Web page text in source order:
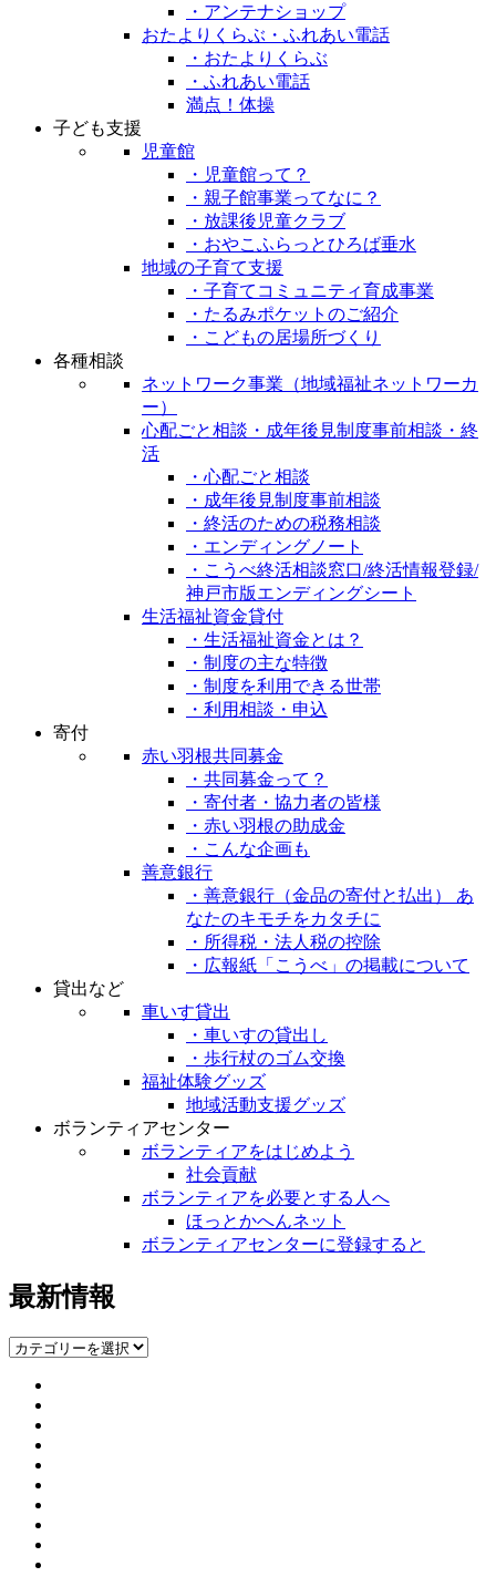
・アンテナショップ
おたよりくらぶ・ふれあい電話
・おたよりくらぶ
・ふれあい電話
満点！体操
子ども支援
児童館
・児童館って？
・親子館事業ってなに？
・放課後児童クラブ
・おやこふらっとひろば垂水
地域の子育て支援
・子育てコミュニティ育成事業
・たるみポケットのご紹介
・こどもの居場所づくり
各種相談
ネットワーク事業（地域福祉ネットワーカ
ー）
心配ごと相談・成年後見制度事前相談・終
活
・心配ごと相談
・成年後見制度事前相談
・終活のための税務相談
・エンディングノート
・こうべ終活相談窓口/終活情報登録/
神戸市版エンディングシート
生活福祉資金貸付
・生活福祉資金とは？
・制度の主な特徴
・制度を利用できる世帯
・利用相談・申込
寄付
赤い羽根共同募金
・共同募金って？
・寄付者・協力者の皆様
・赤い羽根の助成金
・こんな企画も
善意銀行
・善意銀行（金品の寄付と払出） あ
なたのキモチをカタチに
・所得税・法人税の控除
・広報紙「こうべ」の掲載について
貸出など
車いす貸出
・車いすの貸出し
・歩行杖のゴム交換
福祉体験グッズ
地域活動支援グッズ
ボランティアセンター
ボランティアをはじめよう
社会貢献
ボランティアを必要とする人へ
ほっとかへんネット
ボランティアセンターに登録すると
最新情報